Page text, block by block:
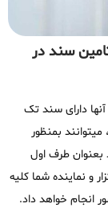
سند در
دارای سند تک
میتوانند بمنظور
بعنوان طرف اول
و نماینده شما کلیه
انجام خواهد داد.